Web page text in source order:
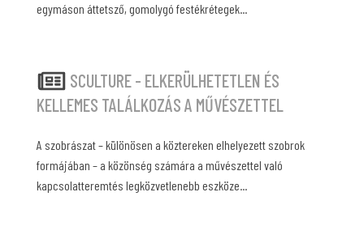
egymáson áttetsző, gomolygó festékrétegek...
SCULTURE - ELKERÜLHETETLEN ÉS
KELLEMES TALÁLKOZÁS A MŰVÉSZETTEL
A szobrászat – különösen a köztereken elhelyezett szobrok
formájában – a közönség számára a művészettel való
kapcsolatteremtés legközvetlenebb eszköze...